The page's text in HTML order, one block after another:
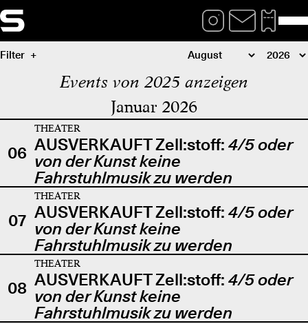
Filter
Events von 2025 anzeigen
Januar 2026
06
THEATER
AUSVERKAUFT Zell:stoff: 4/5 oder
von der Kunst keine
Fahrstuhlmusik zu werden
07
THEATER
AUSVERKAUFT Zell:stoff: 4/5 oder
von der Kunst keine
Fahrstuhlmusik zu werden
08
THEATER
AUSVERKAUFT Zell:stoff: 4/5 oder
von der Kunst keine
Fahrstuhlmusik zu werden